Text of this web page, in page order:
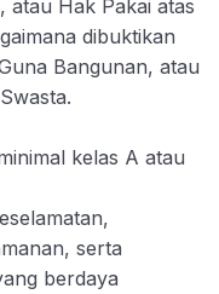
0/2
atau Hak Pakai atas
dibuktikan
Bangunan, atau
kelas A atau
serta
berdaya